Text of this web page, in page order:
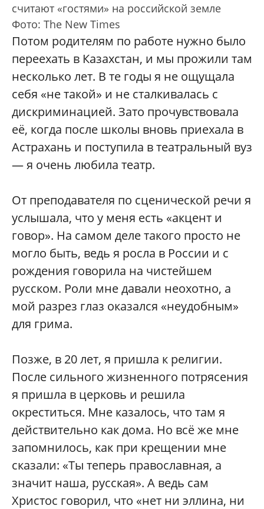
считают «гостями» на российской земле
Фото: The New Times
Потом родителям по работе нужно было
переехать в Казахстан, и мы прожили там
несколько лет. В те годы я не ощущала
себя «не такой» и не сталкивалась с
дискриминацией. Зато прочувствовала
её, когда после школы вновь приехала в
Астрахань и поступила в театральный вуз
— я очень любила театр.
От преподавателя по сценической речи я
услышала, что у меня есть «акцент и
говор». На самом деле такого просто не
могло быть, ведь я росла в России и с
рождения говорила на чистейшем
русском. Роли мне давали неохотно, а
мой разрез глаз оказался «неудобным»
для грима.
Позже, в 20 лет, я пришла к религии.
После сильного жизненного потрясения
я пришла в церковь и решила
окреститься. Мне казалось, что там я
действительно как дома. Но всё же мне
запомнилось, как при крещении мне
сказали: «Ты теперь православная, а
значит наша, русская». А ведь сам
Христос говорил, что «нет ни эллина, ни